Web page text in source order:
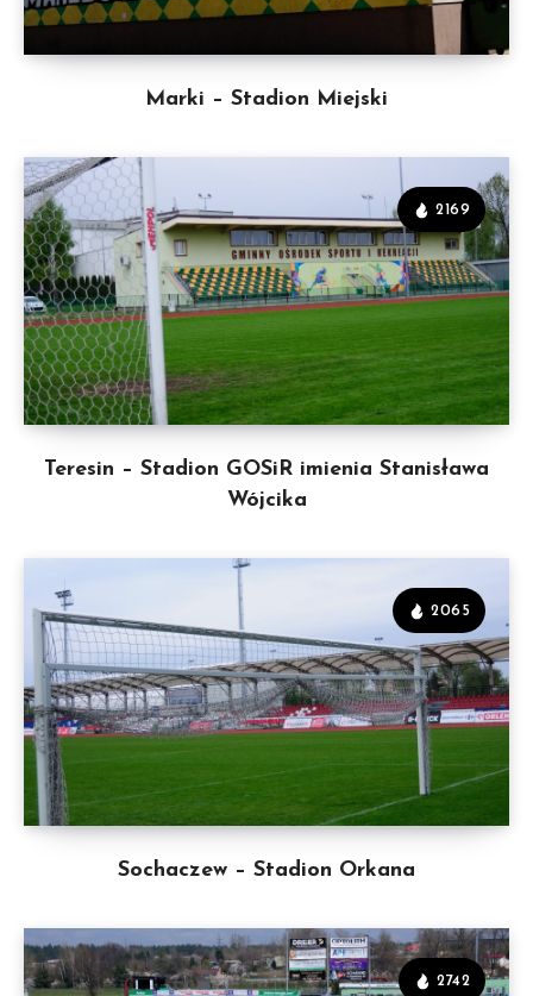
Marki – Stadion Miejski
Teresin – Stadion GOSiR imienia Stanisława
Wójcika
2169
Sochaczew – Stadion Orkana
2065
2742